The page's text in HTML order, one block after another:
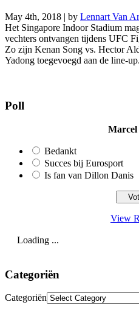
May 4th, 2018 | by Lennart Van
Het Singapore Indoor Stadium
vechters ontvangen tijdens UFC
Zo zijn Kenan Song vs. Hector
Yadong toegevoegd aan de line-
Poll
Bedankt
Succes bij Eurosport
Is fan van Dillon Danis
View
Loading ...
Categoriën
Categoriën